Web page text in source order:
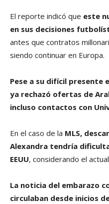
El reporte indicó que este
en sus decisiones
antes que contratos
siendo continuar en Europa.
Pese a su difícil presente
ya rechazó ofertas de
incluso contactos con
En el caso de la MLS,
Alexandra tendría
EEUU, considerando el
La noticia del embarazo
circulaban desde inicios